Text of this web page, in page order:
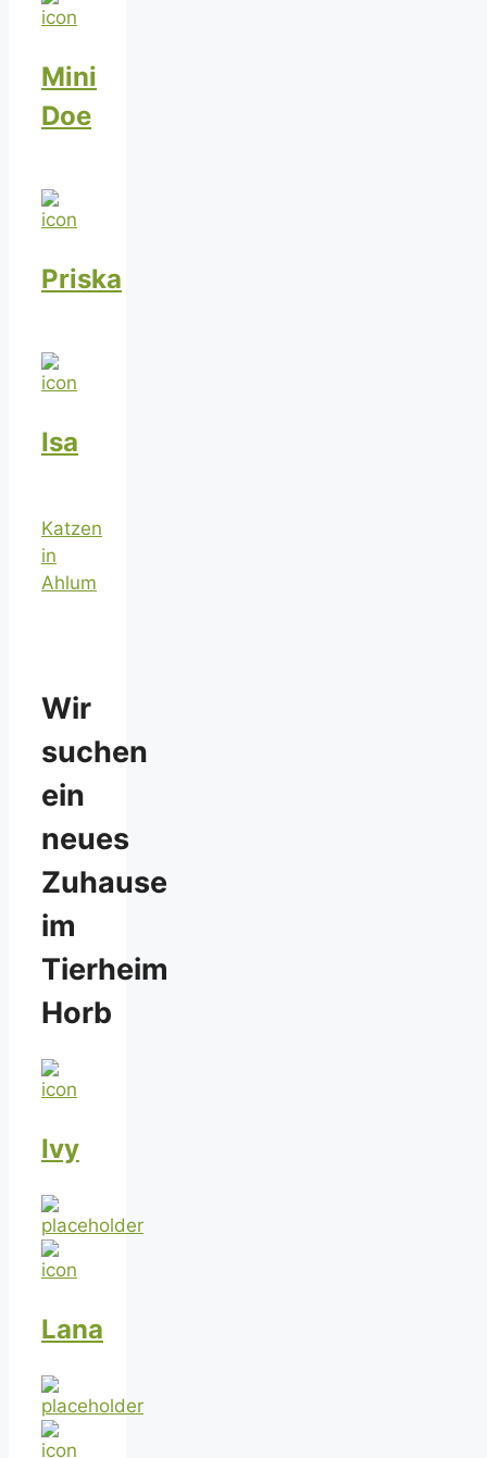
Mini
Doe
Priska
Isa
Katzen
in
Ahlum
Wir
suchen
ein
neues
Zuhause
im
Tierheim
Horb
Ivy
Lana